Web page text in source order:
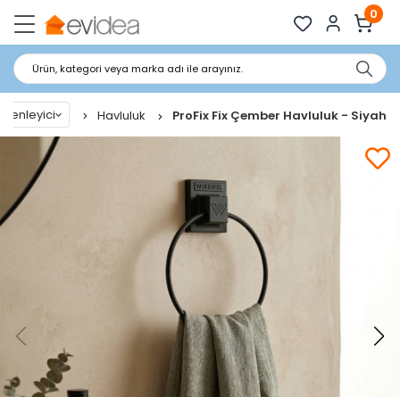
0
Ürün, kategori veya marka adı ile arayınız.
Havluluk ProFix Fix Çember Havluluk - Siyah